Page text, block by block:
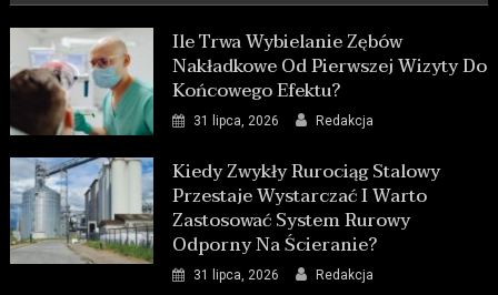
Ile Trwa Wybielanie Zębów
Nakładkowe Od Pierwszej Wizyty Do
Końcowego Efektu?
31 lipca, 2026 Redakcja
Kiedy Zwykły Rurociąg Stalowy
Przestaje Wystarczać I Warto
Zastosować System Rurowy
Odporny Na Ścieranie?
31 lipca, 2026 Redakcja